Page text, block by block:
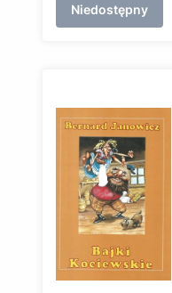
Niedostępny